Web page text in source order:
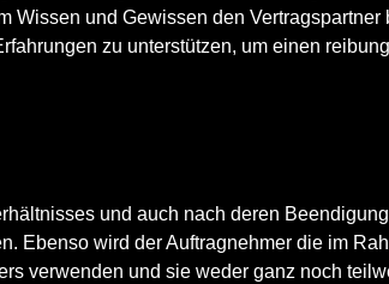
Wissen und Gewissen den
zu unterstützen, um einen
und auch nach deren
Ebenso wird der Auftragnehmer die im
verwenden und sie weder ganz noch